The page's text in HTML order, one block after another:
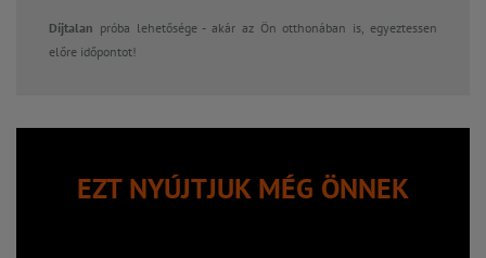
Díjtalan próba lehetősége - akár az Ön otthonában is, egyeztessen
előre időpontot!
EZT NYÚJTJUK MÉG ÖNNEK